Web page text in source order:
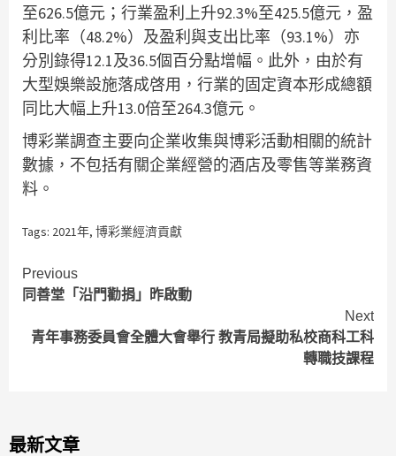
至626.5億元；行業盈利上升92.3%至425.5億元，盈
利比率（48.2%）及盈利與支出比率（93.1%）亦
分別錄得12.1及36.5個百分點增幅。此外，由於有
大型娛樂設施落成啓用，行業的固定資本形成總額
同比大幅上升13.0倍至264.3億元。
博彩業調查主要向企業收集與博彩活動相關的統計
數據，不包括有關企業經營的酒店及零售等業務資
料。
Tags: 2021年, 博彩業經濟貢獻
Continue
Reading
Previous
同善堂「沿門勸捐」昨啟動
Next
青年事務委員會全體大會舉行 教青局擬助私校商科工科
轉職技課程
最新文章